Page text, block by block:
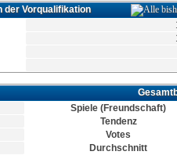
Uhr 22:0
Uhr
Uhr
Uhr
der Vorqualifikation
Spiele (Freundschaft)
Tendenz
Votes
Durchschnitt